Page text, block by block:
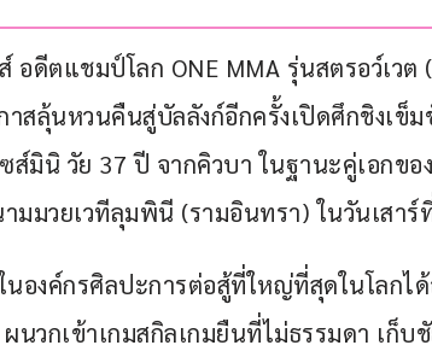
อดีตแชมป์โลก ONE MMA รุ่นสตรอว์เวต
าสลุ้นหวนคืนสู่บัลลังก์อีกครั้งเปิดศึกชิงเข็
ส์มินิ วัย 37 ปี จากคิวบา ในฐานะคู่เอกขอ
มมวยเวทีลุมพินี (รามอินทรา) ในวันเสาร์
นองค์กรศิลปะการต่อสู้ที่ใหญ่ที่สุดในโลกไ
นวกเข้าเกมสกิลเกมยืนที่ไม่ธรรมดา เก็